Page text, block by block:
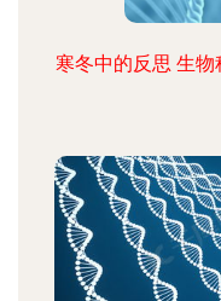
寒冬中的反思 生